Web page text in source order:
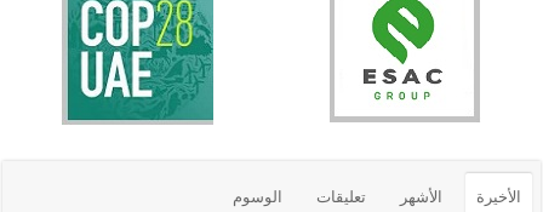
الأخيرة الأشهر تعليقات الوسوم